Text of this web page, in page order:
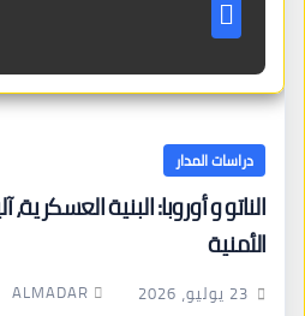
دراسات المدار
الناتو و أوروبا: البنية العسكرية،
الأمنية
23 يوليو، 2026 ALMADAR